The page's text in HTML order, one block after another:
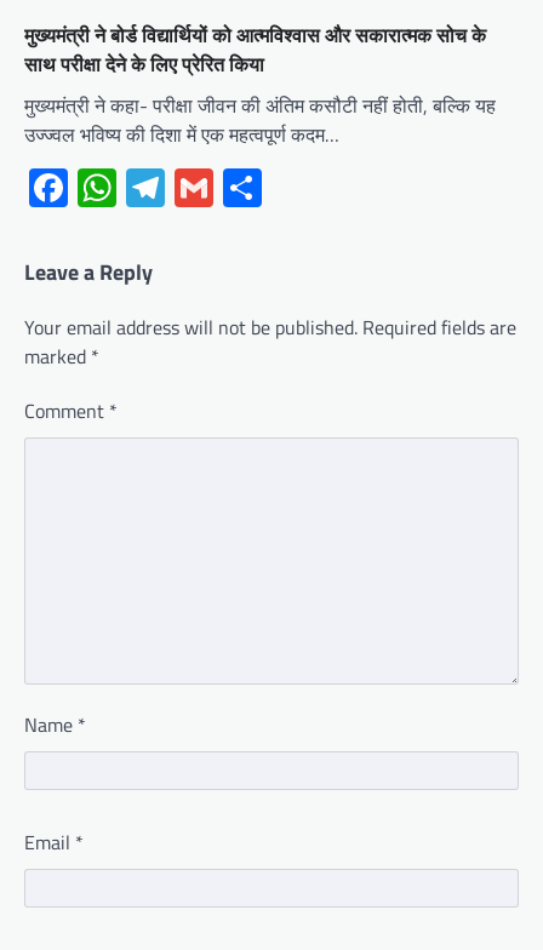
मुख्यमंत्री ने बोर्ड विद्यार्थियों को आत्मविश्वास और सकारात्मक सोच के
साथ परीक्षा देने के लिए प्रेरित किया
मुख्यमंत्री ने कहा- परीक्षा जीवन की अंतिम कसौटी नहीं होती, बल्कि यह
उज्ज्वल भविष्य की दिशा में एक महत्वपूर्ण कदम…
Facebook
WhatsApp
Telegram
Gmail
Leave a Reply
Your email address will not be published. Required fields are
marked *
Comment *
Name *
Email *